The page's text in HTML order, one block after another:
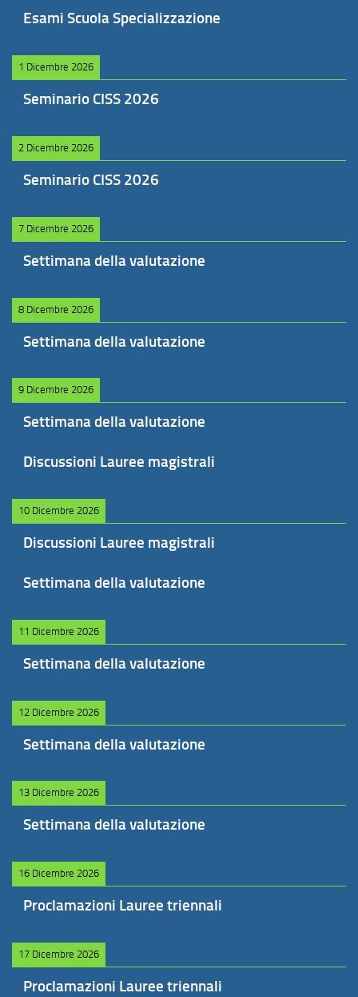
Esami Scuola Specializzazione
1 Dicembre 2026
Seminario CISS 2026
2 Dicembre 2026
Seminario CISS 2026
7 Dicembre 2026
Settimana della valutazione
8 Dicembre 2026
Settimana della valutazione
9 Dicembre 2026
Settimana della valutazione
Discussioni Lauree magistrali
10 Dicembre 2026
Discussioni Lauree magistrali
Settimana della valutazione
11 Dicembre 2026
Settimana della valutazione
12 Dicembre 2026
Settimana della valutazione
13 Dicembre 2026
Settimana della valutazione
16 Dicembre 2026
Proclamazioni Lauree triennali
17 Dicembre 2026
Proclamazioni Lauree triennali